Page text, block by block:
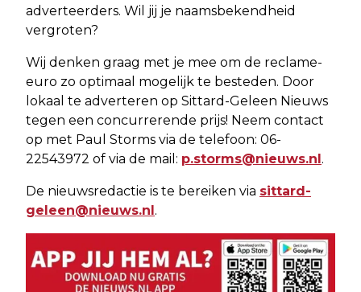
adverteerders. Wil jij je naamsbekendheid
vergroten?
Wij denken graag met je mee om de reclame-
euro zo optimaal mogelijk te besteden. Door
lokaal te adverteren op Sittard-Geleen Nieuws
tegen een concurrerende prijs! Neem contact
op met Paul Storms via de telefoon: 06-
22543972 of via de mail: p.storms@nieuws.nl.
De nieuwsredactie is te bereiken via sittard-
geleen@nieuws.nl.